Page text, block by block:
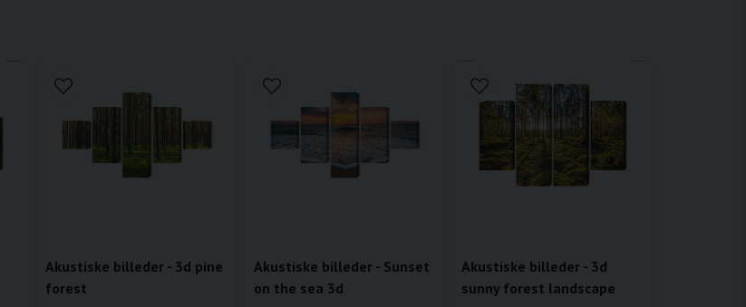
Akustiske billeder - 3d pine
forest
Akustiske billeder - Sunset
on the sea 3d
Akustiske billeder - 3d
sunny forest landscape